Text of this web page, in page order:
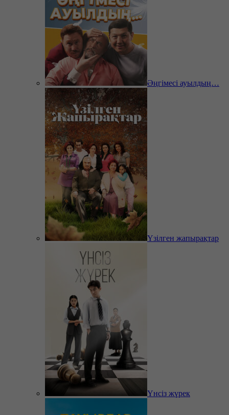
Әңгімесі ауылдың…
Үзілген жапырақтар
Үнсіз жүрек